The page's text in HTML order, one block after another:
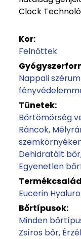
Clock
Kor:
Felnőttek
Nappali
Tünetek:
Bőrtömörség
Ráncok
Dehidratált bőr
Egyenetlen
Eucerin
Bőrtípusok:
Minden
Zsíros bőr